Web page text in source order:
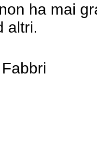
ha mai
altri.